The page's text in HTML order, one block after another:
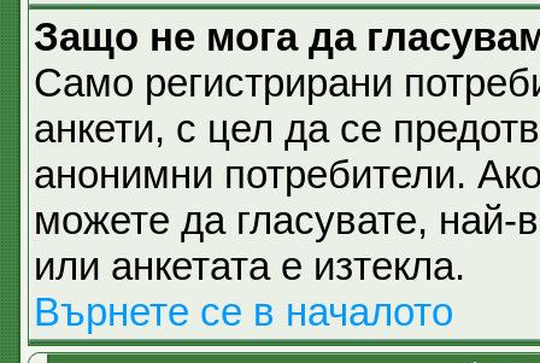
Защо не мога да
Само регистрирани
анкети, с цел да се
анонимни потребители.
можете да гласувате, най-
или анкетата е изтекла.
Върнете се в началото